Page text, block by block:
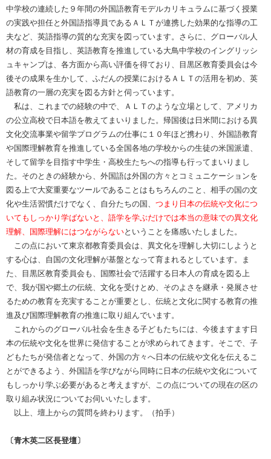
中学校の連続した９年間の外国語教育モデルカリキュラムに基づく授業
の実践や担任と外国語指導員であるＡＬＴが連携した効果的な指導の工
夫など、英語指導の質的な充実を図っています。さらに、グローバル人
材の育成を目指し、英語教育を推進している大鳥中学校のイングリッシ
ュキャンプは、各方面から高い評価を得ており、目黒区教育委員会は今
後その成果を生かして、ふだんの授業におけるＡＬＴの活用を初め、英
語教育の一層の充実を図る方針と伺っています。
私は、これまでの経験の中で、ＡＬＴのような立場として、アメリカ
の公立高校で日本語を教えてまいりました。帰国後は日米間における異
文化交流事業や留学プログラムの仕事に１０年ほど携わり、外国語教育
や国際理解教育を推進している全国各地の学校からの生徒の米国派遣、
そして留学を目指す中学生・高校生たちへの指導も行ってまいりまし
た。そのときの経験から、外国語は外国の方々とコミュニケーションを
図る上で大変重要なツールであることはもちろんのこと、相手の国の文
化や生活習慣だけでなく、自分たちの国、 つまり日本の伝統や文化につ
いてもしっかり学ばないと、語学を学ぶだけでは本当の意味での異文化
理解、国際理解にはつながらないということを痛感いたしました。
この点において東京都教育委員会は、異文化を理解し大切にしようと
する心は、自国の文化理解が基盤となって育まれるとしています。ま
た、目黒区教育委員会も、国際社会で活躍する日本人の育成を図る上
で、我が国や郷土の伝統、文化を受けとめ、そのよさを継承・発展させ
るための教育を充実することが重要とし、伝統と文化に関する教育の推
進及び国際理解教育の推進に取り組んでいます。
これからのグローバル社会を生きる子どもたちには、今後ますます日
本の伝統や文化を世界に発信することが求められてきます。そこで、子
どもたちが発信者となって、外国の方々へ日本の伝統や文化を伝えるこ
とができるよう、外国語を学びながら同時に日本の伝統や文化について
もしっかり学ぶ必要があると考えますが、この点についての現在の区の
取り組み状況についてお伺いいたします。
以上、壇上からの質問を終わります。（拍手）
〔青木英二区長登壇〕